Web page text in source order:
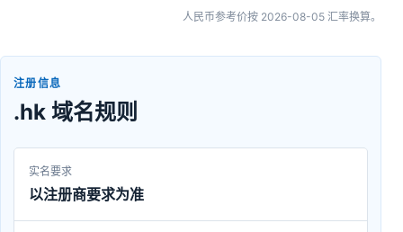
人民币参考价按 2026-08-05 汇率换算。
注册信息
.hk 域名规则
实名要求
以注册商要求为准